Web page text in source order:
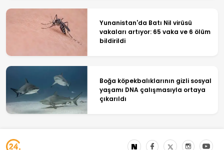
Yunanistan'da Batı Nil virüsü
vakaları artıyor: 65 vaka ve 6 ölüm
bildirildi
Boğa köpekbalıklarının gizli sosyal
yaşamı DNA çalışmasıyla ortaya
çıkarıldı